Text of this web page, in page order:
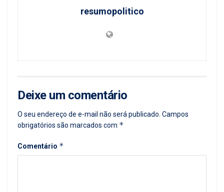
resumopolitico
Deixe um comentário
O seu endereço de e-mail não será publicado. Campos
obrigatórios são marcados com *
Comentário *